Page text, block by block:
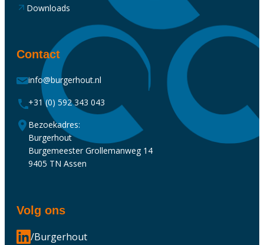
Downloads
Contact
info@burgerhout.nl
+31 (0) 592 343 043
Bezoekadres:
Burgerhout
Burgemeester Grollemanweg 14
9405 TN Assen
Volg ons
/Burgerhout